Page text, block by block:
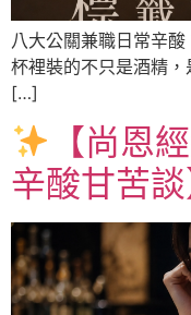
八大公關兼職日常辛
杯裡裝的不只是酒精
[…]
【尚恩
辛酸甘苦談